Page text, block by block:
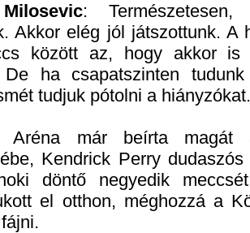
:
Akkor elég jól játszottunk. A
között az, hogy akkor
De ha csapatszinten
tudjuk pótolni a hiányzókat.
Aréna már beírta magát
Kendrick Perry
döntő negyedik
el otthon, méghozzá a